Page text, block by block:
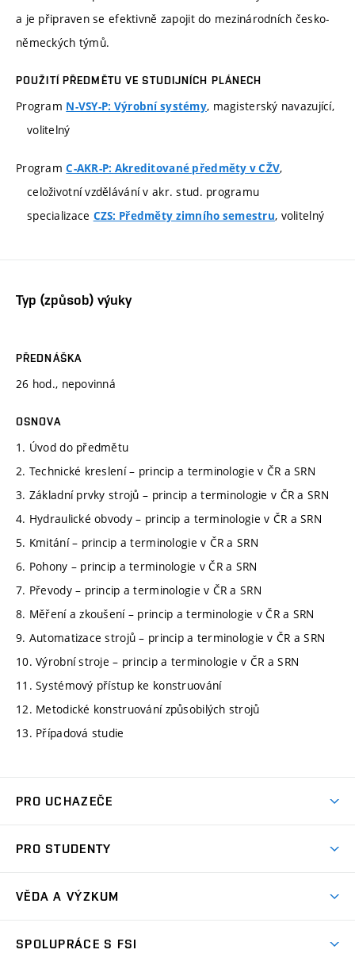
a je připraven se efektivně zapojit do mezinárodních česko-
německých týmů.
POUŽITÍ PŘEDMĚTU VE STUDIJNÍCH PLÁNECH
Program N-VSY-P: Výrobní systémy, magisterský navazující,
volitelný
ProgramC-AKR-P: Akreditované předměty v CŽV,
celoživotní vzdělávání v akr. stud. programu
specializace CZS: Předměty zimního semestru, volitelný
Typ (způsob) výuky
PŘEDNÁŠKA
26 hod., nepovinná
OSNOVA
1. Úvod do předmětu
2. Technické kreslení – princip a terminologie v ČR a SRN
3. Základní prvky strojů – princip a terminologie v ČR a SRN
4. Hydraulické obvody – princip a terminologie v ČR a SRN
5. Kmitání – princip a terminologie v ČR a SRN
6. Pohony – princip a terminologie v ČR a SRN
7. Převody – princip a terminologie v ČR a SRN
8. Měření a zkoušení – princip a terminologie v ČR a SRN
9. Automatizace strojů – princip a terminologie v ČR a SRN
10. Výrobní stroje – princip a terminologie v ČR a SRN
11. Systémový přístup ke konstruování
12. Metodické konstruování způsobilých strojů
13. Případová studie
PRO UCHAZEČE
Ambasadoři studia
Zápisy
PRO STUDENTY
Studijní předpisy
VĚDA A VÝZKUM
SPOLUPRÁCE S FSI